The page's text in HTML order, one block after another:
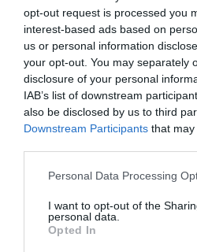
opt-out request is processed you
interest-based ads based on
us or personal information
your opt-out. You may separately
disclosure of your personal
IAB’s list of downstream
also be disclosed by us to third
Downstream Participants that
Personal Data Processing
I want to opt-out of the
personal data.
Opted In
Ανανιάδου.
Φωτογραφίες
Γραφιστική επεξεργασία:
Η παράσταση
Γραφείου
Υπουργείου Προστασίας
Διευθύντριας του
Χορηγοί: Εθνική Λυρική
Σταύρος Νιάρχος ||
Ακολουθήστε το
μάθετε πρώτοι όλες τις